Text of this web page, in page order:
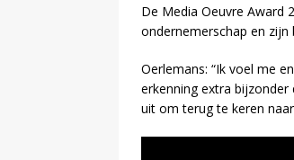
De Media Oeuvre Award
ondernemerschap en
Oerlemans: “Ik voel me
erkenning extra
uit om terug te keren